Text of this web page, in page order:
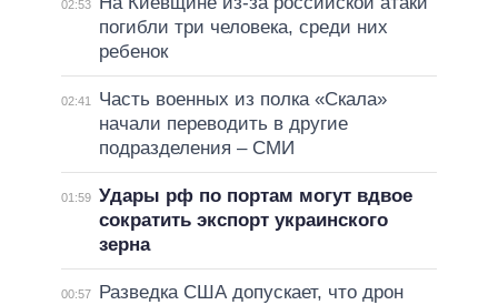
02:53
погибли три человека, среди них
ребенок
02:41
Часть военных из полка «Скала»
начали переводить в другие
подразделения – СМИ
01:59 Удары рф по портам могут вдвое
сократить экспорт украинского
зерна
00:57
Разведка США допускает, что дрон